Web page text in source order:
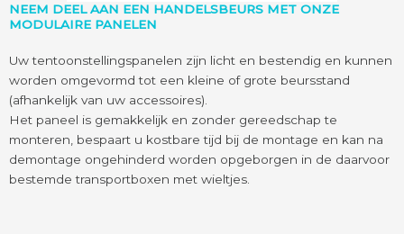
NEEM DEEL AAN EEN HANDELSBEURS MET ONZE
MODULAIRE PANELEN
Uw tentoonstellingspanelen zijn licht en bestendig en kunnen
worden omgevormd tot een kleine of grote beursstand
(afhankelijk van uw accessoires).
Het paneel is gemakkelijk en zonder gereedschap te
monteren, bespaart u kostbare tijd bij de montage en kan na
demontage ongehinderd worden opgeborgen in de daarvoor
bestemde transportboxen met wieltjes.